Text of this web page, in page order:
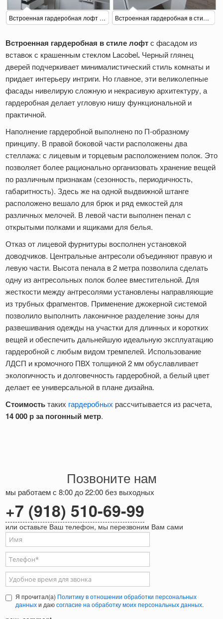
Встроенная гардеробная лофт в прихожей Встроенная гардеробная в стиле Лофт(брючница)
Встроенная гардеробная в стиле лофтс фасадом из
вставок с крашенным стеклом Lacobel. Черный глянец
дверей подчеркивает минималистический стиль комнаты и
придает интерьеру интриги. Но главное, эти великолепные
фасады нивелирую сложную и некрасивую архитектуру, а
гардеробная делает угловую нишу функциональной и
практичной.
Наполнение гардеробной выполнено по П-образному
принципу. В правой боковой части расположены два
стеллажа: с лицевым и торцевым расположением полок. Это
позволяет более рационально организовать хранение вещей
по различным признакам (сезонность, периодичность,
габаритность). Здесь же на одной выдвижной штанге
расположено вешало для брюк и ряд емкостей для
различных мелочей. В левой части выполнен пенал с
открытыми полками и ящиками для белья.
Отказ от лицевой фурнитуры восполнен установкой
доводчиков. Центральные антресоли объединяют правую и
левую части. Высота пенала в 2 метра позволила сделать
одну из антресольных полок более вместительной. Для
жесткости между антресолями установлены направляющие
из трубных фрагментов. Применение джокерной системой
позволило выполнить лаконичное разделение зоны для
развешивания одежды на участки для длинных и коротких
вещей и обеспечить дальнейшую идеальную эксплуатацию
гардеробной с любым видом тремпелей. Использование
ЛДСП и кромочного ПВХ толщиной 2 мм обуславливает
экологичность и долговечность гардеробной, а белый цвет
делает ее универсальной в плане дизайна.
Стоимостьтаких гардеробных рассчитывается из расчета,
14 000 рза погонный метр.
Позвоните нам
мы работаем с 8:00 до 22:00 без выходных
+7 (918) 510-69-99
или оставьте Ваш телефон, мы перезвоним Вам сами
Ваше имя
Телефон*
Удобное время для звонка
Я прочитал(а) Политику в отношении обработки персональных
данныхи даюсогласие на обработку моих персональных данных.